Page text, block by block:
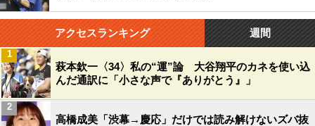
アクセスランキング 週間
萩本欽一〈34〉私の“運”論 大谷翔平のカネを使い込
んだ通訳に「小さな声で『ありがとう』」
1
高橋成美「渋幕→慶応」だけでは読み解けないズバ抜
2